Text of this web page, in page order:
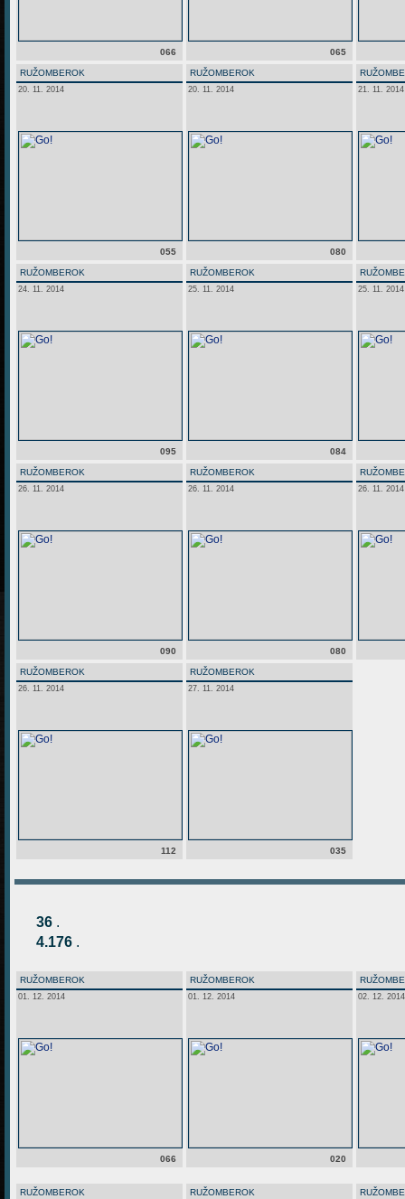
066 065
RUŽOMBEROK
20. 11. 2014
055
RUŽOMBEROK
20. 11. 2014
080
21. 11. 2014
RUŽOMBEROK
24. 11. 2014
095
RUŽOMBEROK
25. 11. 2014
084
25. 11. 2014
RUŽOMBEROK
26. 11. 2014
090
RUŽOMBEROK
26. 11. 2014
080
26. 11. 2014
RUŽOMBEROK
26. 11. 2014
112
RUŽOMBEROK
27. 11. 2014
035
36 .
4.176 .
RUŽOMBEROK
01. 12. 2014
066
RUŽOMBEROK
01. 12. 2014
020
02. 12. 2014
RUŽOMBEROK RUŽOMBEROK